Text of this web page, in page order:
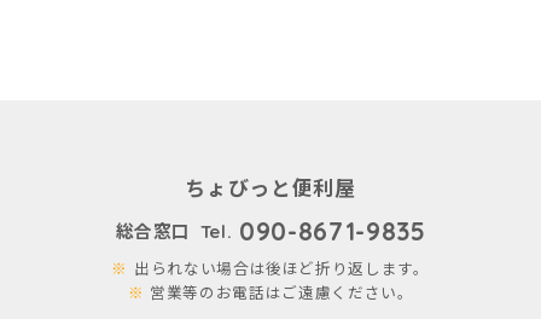
ちょびっと便利屋
総合窓口 Tel. 090-8671-9835
出られない場合は後ほど折り返します。
営業等のお電話はご遠慮ください。